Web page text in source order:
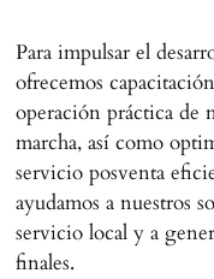
Para impulsar el
ofrecemos
operación práctica de
marcha, así como
servicio posventa
ayudamos a nuestros
servicio local y a
finales.